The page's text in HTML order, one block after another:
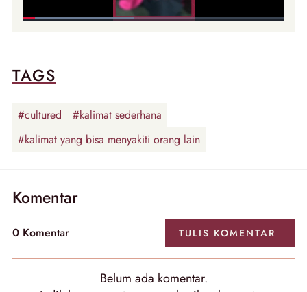
TAGS
#cultured
#kalimat sederhana
#kalimat yang bisa menyakiti orang lain
Komentar
0 Komentar TULIS KOMENTAR
Belum ada komentar.